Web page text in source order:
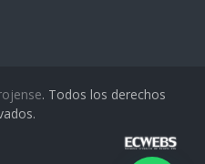
. Todos los derechos